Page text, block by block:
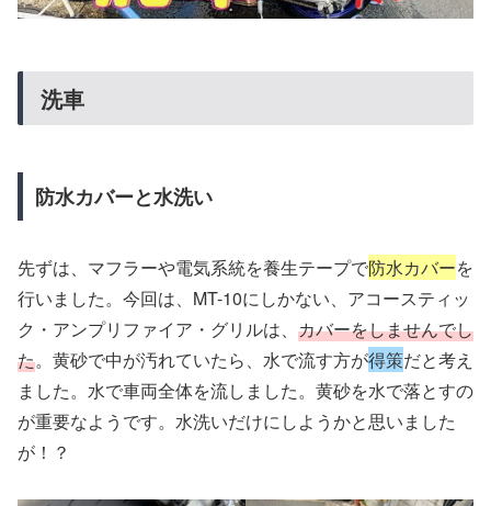
洗車
防水カバーと水洗い
先ずは、マフラーや電気系統を養生テープで防水カバーを
行いました。今回は、MT-10にしかない、アコースティッ
ク・アンプリファイア・グリルは、 カバーをしませんでし
た。黄砂で中が汚れていたら、水で流す方が得策だと考え
ました。水で車両全体を流しました。黄砂を水で落とすの
が重要なようです。水洗いだけにしようかと思いました
が！？